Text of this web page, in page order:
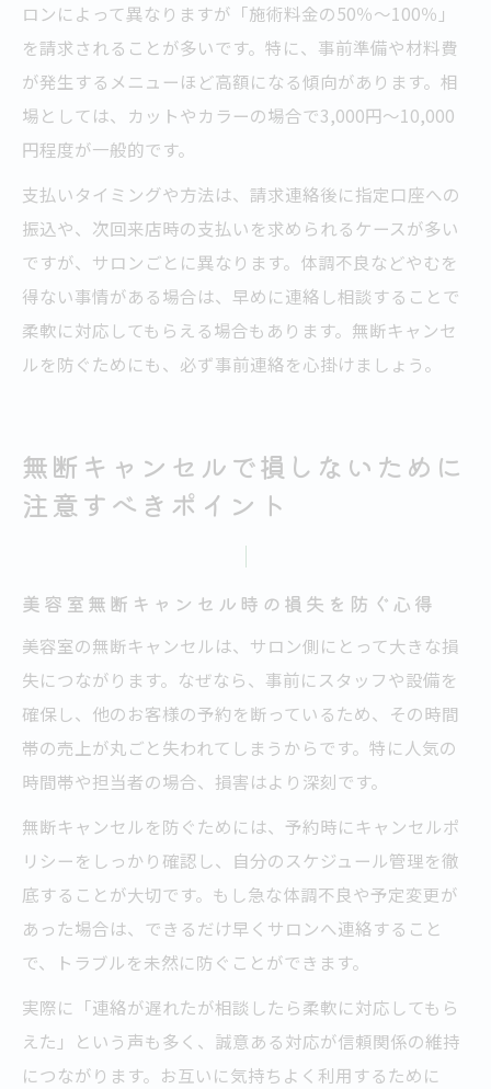
ロンによって異なりますが「施術料金の50％～100％」
を請求されることが多いです。特に、事前準備や材料費
が発生するメニューほど高額になる傾向があります。相
場としては、カットやカラーの場合で3,000円～10,000
円程度が一般的です。
支払いタイミングや方法は、請求連絡後に指定口座への
振込や、次回来店時の支払いを求められるケースが多い
ですが、サロンごとに異なります。体調不良などやむを
得ない事情がある場合は、早めに連絡し相談することで
柔軟に対応してもらえる場合もあります。無断キャンセ
ルを防ぐためにも、必ず事前連絡を心掛けましょう。
無断キャンセルで損しないために
注意すべきポイント
美容室無断キャンセル時の損失を防ぐ心得
美容室の無断キャンセルは、サロン側にとって大きな損
失につながります。なぜなら、事前にスタッフや設備を
確保し、他のお客様の予約を断っているため、その時間
帯の売上が丸ごと失われてしまうからです。特に人気の
時間帯や担当者の場合、損害はより深刻です。
無断キャンセルを防ぐためには、予約時にキャンセルポ
リシーをしっかり確認し、自分のスケジュール管理を徹
底することが大切です。もし急な体調不良や予定変更が
あった場合は、できるだけ早くサロンへ連絡すること
で、トラブルを未然に防ぐことができます。
実際に「連絡が遅れたが相談したら柔軟に対応してもら
えた」という声も多く、誠意ある対応が信頼関係の維持
につながります。お互いに気持ちよく利用するために